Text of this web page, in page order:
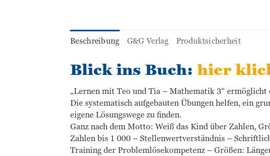
Beschreibung G&G Verlag Produktsicherheit
Blick ins Buch: hier
„Lernen mit Teo und Tia – Mathematik 3“
Die systematisch aufgebauten Übungen helfen, ein
eigene Lösungswege zu finden.
Ganz nach dem Motto: Weiß das Kind über Zahlen,
Zahlen bis 1 000 – Stellenwertverständnis –
Training der Problemlösekompetenz – Größen: